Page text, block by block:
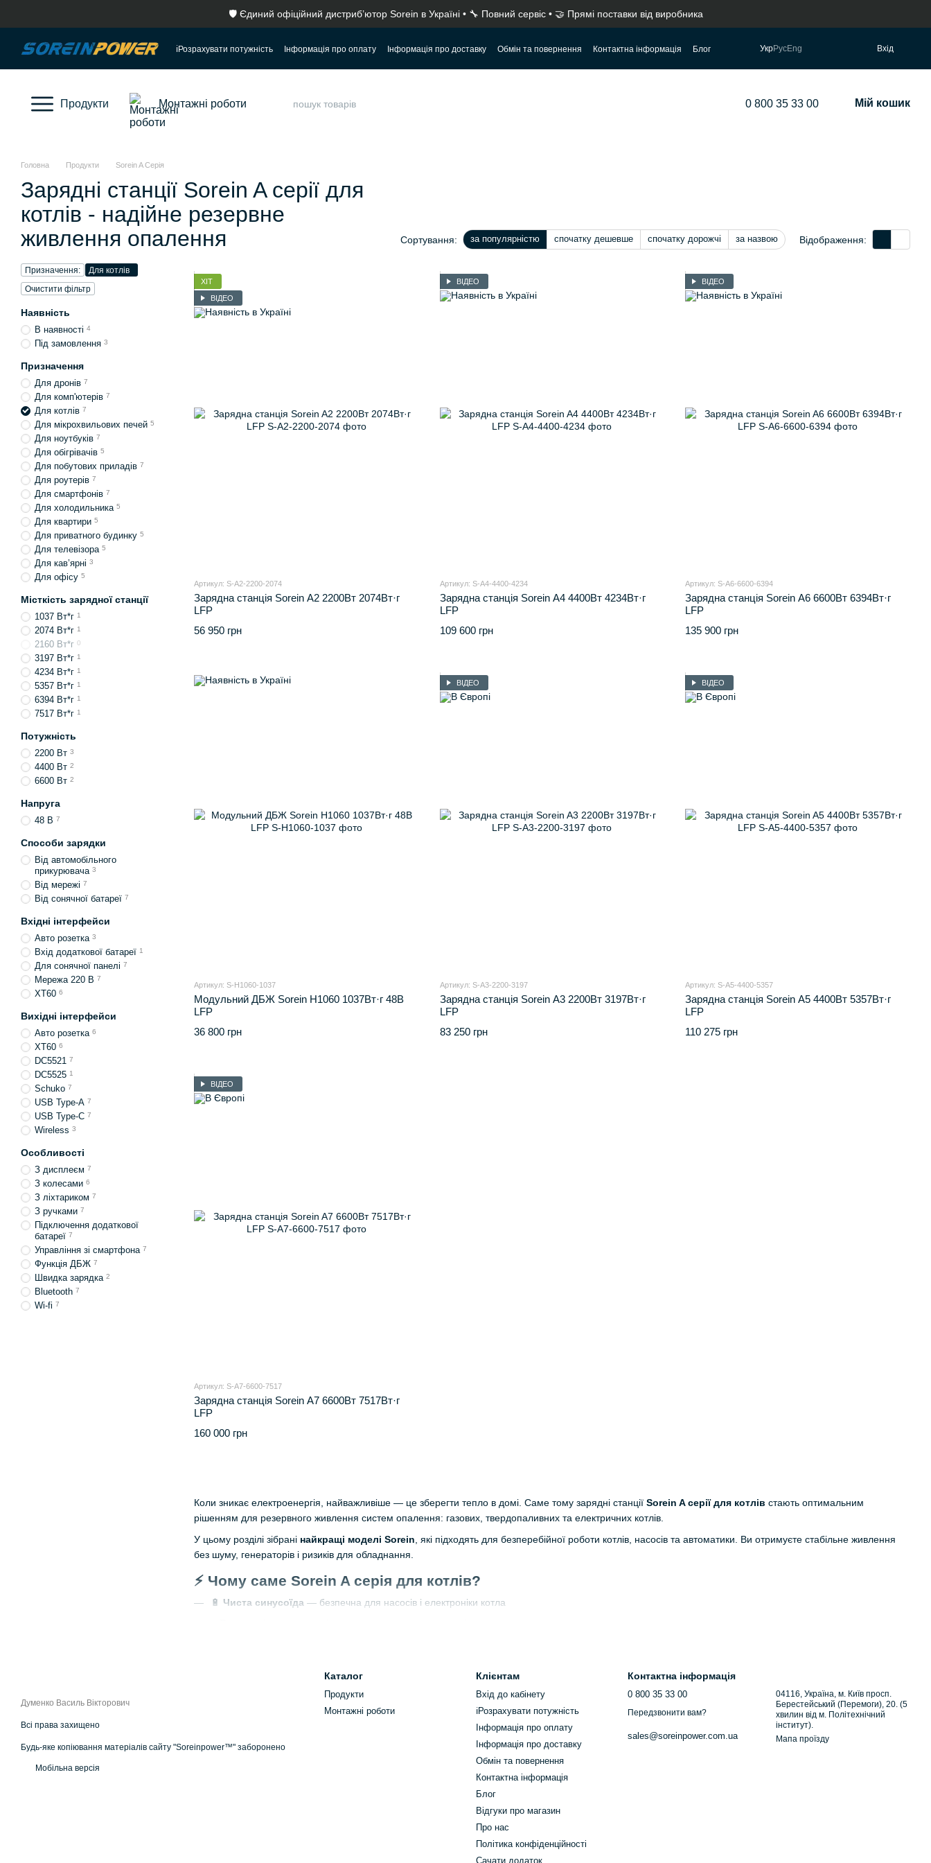
🛡️ Єдиний офіційний дистриб’ютор Sorein в Україні • 🔧 Повний сервіс • 🤝 Прямі поставки від виробника
ℹ️Розрахувати потужність Інформація про оплату Інформація про доставку Обмін та повернення Контактна інформація
Блог
УкрРусEng Вхід
Продукти Монтажні роботи 0 800 35 33 00 Мій кошик
Головна Продукти Sorein A Серія
Зарядні станції Sorein A серії для
котлів - надійне резервне
живлення опалення
Сортування: за популярністю спочатку дешевше спочатку дорожчі за назвою Відображення:
Коли зникає електроенергія, найважливіше — це зберегти тепло в домі. Саме тому зарядні станції Sorein A серії для котлів стають оптимальним
рішенням для резервного живлення систем опалення: газових, твердопаливних та електричних котлів.
У цьому розділі зібрані найкращі моделі Sorein , які підходять для безперебійної роботи котлів, насосів та автоматики. Ви отримуєте стабільне живлення
без шуму, генераторів і ризиків для обладнання.
⚡ Чому саме Sorein A серія для котлів?
🔋 Чиста синусоїда — безпечна для насосів і електроніки котла
Підключення декількох пристроїв
Газові котли (двоконтурні та одноконтурні)
сучасні котли чутливі до якості струму, тому дешеві альтернативи або генератори можуть пошкодити плату. Sorein забезпечує стабільне
ХІТ
ВІДЕО
Артикул: S-A2-2200-2074
Зарядна станція Sorein A2 2200Вт 2074Вт·г
LFP
56 950 грн
ВІДЕО
Артикул: S-A4-4400-4234
Зарядна станція Sorein A4 4400Вт 4234Вт·г
LFP
109 600 грн
ВІДЕО
Артикул: S-A6-6600-6394
Зарядна станція Sorein A6 6600Вт 6394Вт·г
LFP
135 900 грн
Артикул: S-H1060-1037
Модульний ДБЖ Sorein H1060 1037Вт·г 48В
LFP
36 800 грн
ВІДЕО
Артикул: S-A3-2200-3197
Зарядна станція Sorein A3 2200Вт 3197Вт·г
LFP
83 250 грн
ВІДЕО
Артикул: S-A5-4400-5357
Зарядна станція Sorein A5 4400Вт 5357Вт·г
LFP
110 275 грн
ВІДЕО
Артикул: S-A7-6600-7517
Зарядна станція Sorein A7 6600Вт 7517Вт·г
LFP
160 000 грн
Призначення:
Для котлів
Очистити фільтр
Наявність
В наявності 4
Під замовлення 3
Призначення
Для дронів 7
Для комп'ютерів 7
Для котлів 7
Для мікрохвильових печей 5
Для ноутбуків 7
Для обігрівачів 5
Для побутових приладів 7
Для роутерів 7
Для смартфонів 7
Для холодильника 5
Для квартири 5
Для приватного будинку 5
Для телевізора 5
Для кав’ярні 3
Для офісу 5
Місткість зарядної станції
1037 Вт*г 1
2074 Вт*г 1
2160 Вт*г 0
3197 Вт*г 1
4234 Вт*г 1
5357 Вт*г 1
6394 Вт*г 1
7517 Вт*г 1
Потужність
2200 Вт 3
4400 Вт 2
6600 Вт 2
Напруга
48 В 7
Способи зарядки
Від автомобільного
прикурювача 3
Від мережі 7
Від сонячної батареї 7
Вхідні інтерфейси
Авто розетка 3
Вхід додаткової батареї 1
Для сонячної панелі 7
Мережа 220 В 7
XT60 6
Вихідні інтерфейси
Авто розетка 6
ХТ60 6
DC5521 7
DC5525 1
Schuko 7
USB Type-A 7
USB Type-C 7
Wireless 3
Особливості
З дисплеєм 7
З колесами 6
З ліхтариком 7
З ручками 7
Підключення додаткової
батареї 7
Управління зі смартфона 7
Функція ДБЖ 7
Швидка зарядка 2
Bluetooth 7
Wi-fi 7
Думенко Василь Вікторович
Всі права захищено
Будь-яке копіювання матеріалів сайту "Soreinpower™" заборонено
Мобільна версія
Каталог
Продукти
Монтажні роботи
Клієнтам
Вхід до кабінету
ℹ️Розрахувати потужність
Інформація про оплату
Інформація про доставку
Обмін та повернення
Контактна інформація
Блог
Відгуки про магазин
Про нас
Політика конфіденційності
Сачати додаток
Контактна інформація
0 800 35 33 00
Передзвонити вам?
sales@soreinpower.com.ua
04116, Україна, м. Київ просп.
Берестейський (Перемоги), 20. (5
хвилин від м. Політехнічний
інститут).
Мапа проїзду